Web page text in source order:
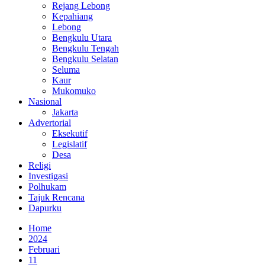
Rejang Lebong
Kepahiang
Lebong
Bengkulu Utara
Bengkulu Tengah
Bengkulu Selatan
Seluma
Kaur
Mukomuko
Nasional
Jakarta
Advertorial
Eksekutif
Legislatif
Desa
Religi
Investigasi
Polhukam
Tajuk Rencana
Dapurku
Home
2024
Februari
11